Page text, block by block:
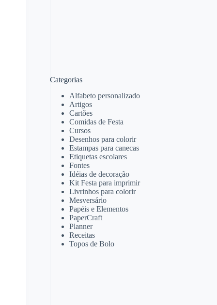
Categorias
Alfabeto personalizado
Artigos
Cartões
Comidas de Festa
Cursos
Desenhos para colorir
Estampas para canecas
Etiquetas escolares
Fontes
Idéias de decoração
Kit Festa para imprimir
Livrinhos para colorir
Mesversário
Papéis e Elementos
PaperCraft
Planner
Receitas
Topos de Bolo